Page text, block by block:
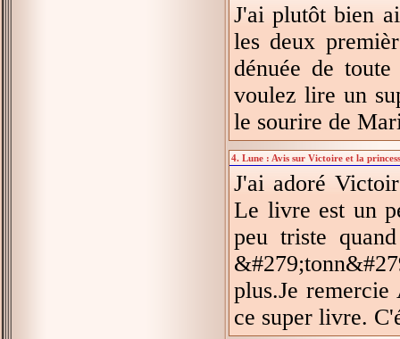
J'ai plutôt bien
les deux
dénuée de
voulez lire un
le sourire de
4. Lune : Avis sur Victoire et la
J'ai adoré
Le livre est un
peu triste
plus.Je
ce super livre.